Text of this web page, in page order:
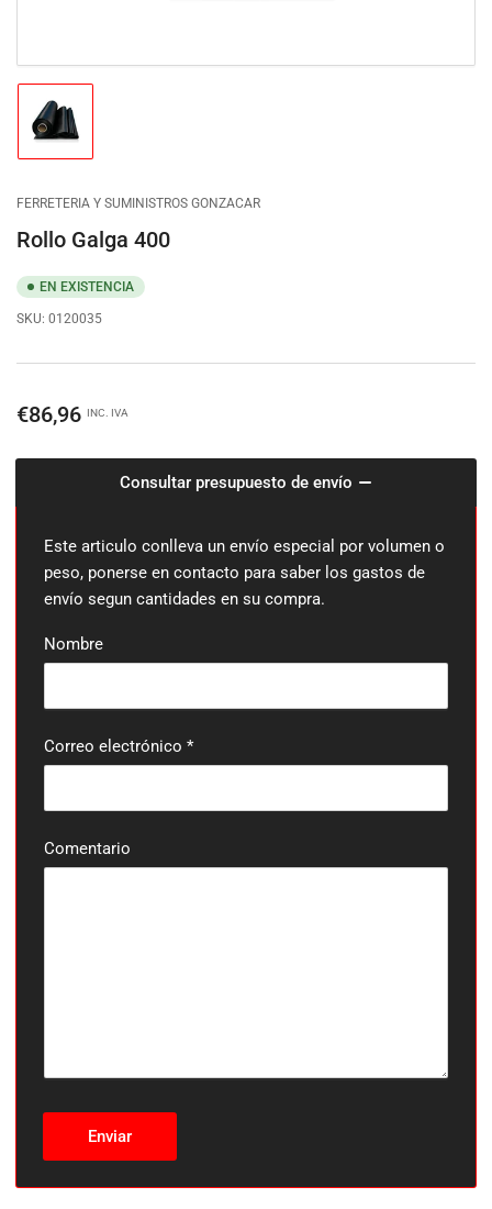
Cargar
imagen
1
la
vista
galería
FERRETERIA Y SUMINISTROS GONZACAR
Rollo Galga 400
EN EXISTENCIA
SKU: 0120035
Precio
€86,96 INC. IVA
Consultar presupuesto de envío
Este articulo conlleva un envío especial por volumen o
peso, ponerse en contacto para saber los gastos de
envío segun cantidades en su compra.
Nombre
Correo electrónico *
Comentario
Enviar